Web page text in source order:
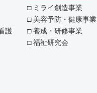
護
ミライ創造事業
美容予防・健康事業
養成・研修事業
福祉研究会